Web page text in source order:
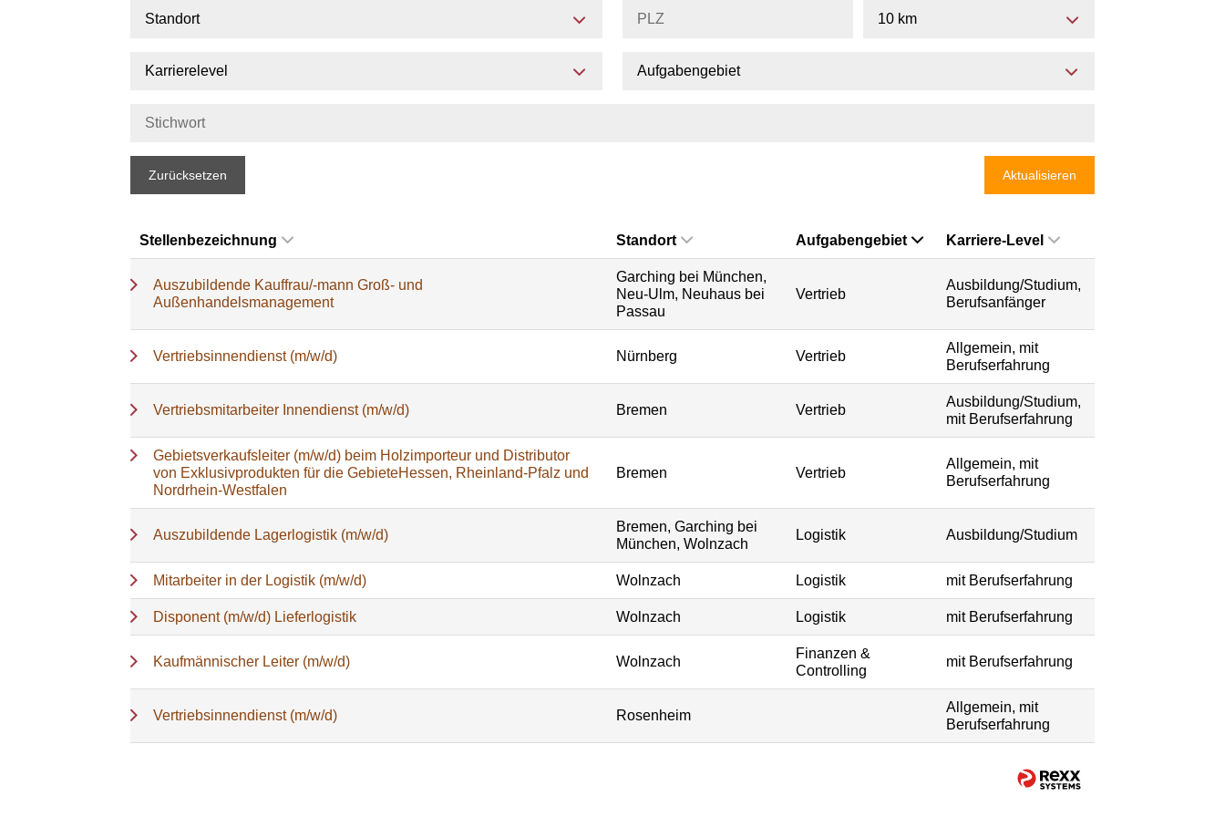
Standort 10 km
Karrierelevel Aufgabengebiet
Zurücksetzen Aktualisieren
Stellenbezeichnung Standort Aufgabengebiet Karriere-Level
Auszubildende Kauffrau/-mann Groß- und
Außenhandelsmanagement
Garching bei München,
Neu-Ulm, Neuhaus bei
Passau
Vertrieb
Ausbildung/Studium,
Berufsanfänger
Vertriebsinnendienst (m/w/d) Nürnberg Vertrieb
Allgemein, mit
Berufserfahrung
Vertriebsmitarbeiter Innendienst (m/w/d) Bremen Vertrieb
Ausbildung/Studium,
mit Berufserfahrung
Gebietsverkaufsleiter (m/w/d) beim Holzimporteur und Distributor
von Exklusivprodukten für die GebieteHessen, Rheinland-Pfalz und
Nordrhein-Westfalen
Bremen Vertrieb
Allgemein, mit
Berufserfahrung
Auszubildende Lagerlogistik (m/w/d)
Bremen, Garching bei
München, Wolnzach
Logistik Ausbildung/Studium
Mitarbeiter in der Logistik (m/w/d) Wolnzach Logistik mit Berufserfahrung
Disponent (m/w/d) Lieferlogistik Wolnzach Logistik mit Berufserfahrung
Kaufmännischer Leiter (m/w/d) Wolnzach
Finanzen &
Controlling
mit Berufserfahrung
Vertriebsinnendienst (m/w/d) Rosenheim
Allgemein, mit
Berufserfahrung